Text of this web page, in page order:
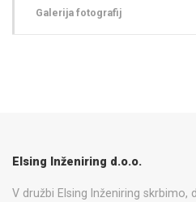
Galerija fotografij
Elsing Inženiring d.o.o.
V družbi Elsing Inženiring skrbimo,